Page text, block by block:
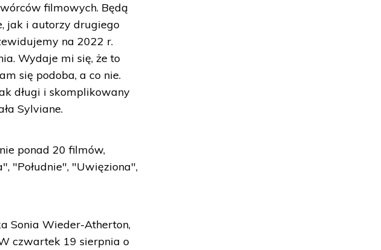
filmowych. Będą
jak i autorzy drugiego
na 2022 r.
Wydaje mi się, że to
się podoba, a co nie.
długi i skomplikowany
Sylviane.
ponad 20 filmów,
"Południe", "Uwięziona",
Sonia Wieder-Atherton,
czwartek 19 sierpnia o